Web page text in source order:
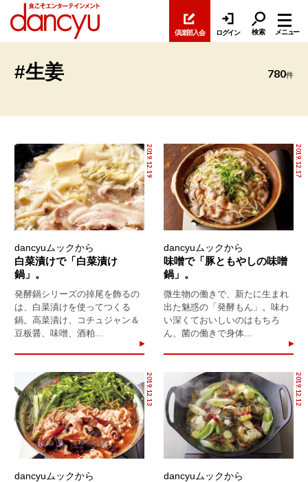
倶楽部入会 ログイン 検索 メニュー
#生姜 780件
2019.12.19
dancyuムックから
白菜漬けで「白菜漬け
鍋」。
発酵鍋シリーズの掉尾を飾るの
は、白菜漬けを使ってつくる
鍋。高菜漬け、コチュジャン＆
豆板醤、味噌、酒粕...
2019.12.17
dancyuムックから
味噌で「豚ともやしの味噌
鍋」。
微生物の働きで、新たに生まれ
出た魅惑の「発酵もん」。味わ
い深くておいしいのはもちろ
ん、菌の働きで身体...
2019.12.13
dancyuムックから
2019.12.12
dancyuムックから